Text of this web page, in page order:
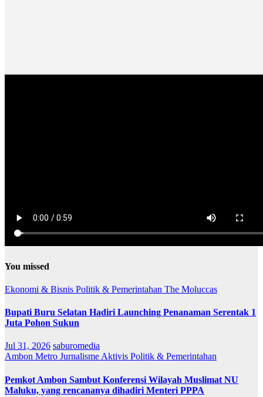
You missed
Ekonomi & Bisnis Politik & Pemerintahan The Moluccas
Bupati Buru Selatan Hadiri Launching Penanaman Serentak 1
Juta Pohon Sukun
Jul 31, 2026 saburomedia
Ambon Metro Jurnalisme Aktivis Politik & Pemerintahan
Pemkot Ambon Sambut Konferensi Wilayah Muslimat NU
Maluku, yang rencananya dihadiri Menteri PPPA